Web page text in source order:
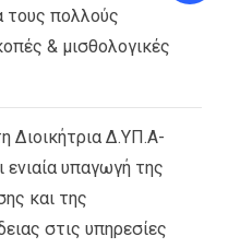
τους πολλούς
& μισθολογικές
Διοικήτρια Δ.ΥΠ.Α-
υπαγωγή της
και της
στις υπηρεσίες